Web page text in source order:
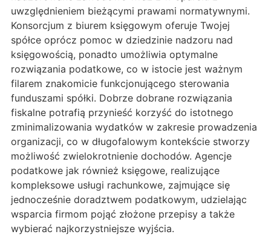
uwzględnieniem bieżącymi prawami normatywnymi.
Konsorcjum z biurem księgowym oferuje Twojej
spółce oprócz pomoc w dziedzinie nadzoru nad
księgowością, ponadto umożliwia optymalne
rozwiązania podatkowe, co w istocie jest ważnym
filarem znakomicie funkcjonującego sterowania
funduszami spółki. Dobrze dobrane rozwiązania
fiskalne potrafią przynieść korzyść do istotnego
zminimalizowania wydatków w zakresie prowadzenia
organizacji, co w długofalowym kontekście stworzy
możliwość zwielokrotnienie dochodów. Agencje
podatkowe jak również księgowe, realizujące
kompleksowe usługi rachunkowe, zajmujące się
jednocześnie doradztwem podatkowym, udzielając
wsparcia firmom pojąć złożone przepisy a także
wybierać najkorzystniejsze wyjścia.